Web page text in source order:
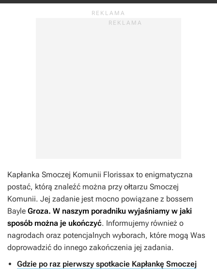
Kapłanka Smoczej Komunii Florissax to enigmatyczna
postać, którą znaleźć można przy ołtarzu Smoczej
Komunii. Jej zadanie jest mocno powiązane z bossem
Bayle Groza. W naszym poradniku wyjaśniamy w jaki
sposób można je ukończyć. Informujemy również o
nagrodach oraz potencjalnych wyborach, które mogą Was
doprowadzić do innego zakończenia jej zadania.
Gdzie po raz pierwszy spotkacie Kapłankę Smoczej